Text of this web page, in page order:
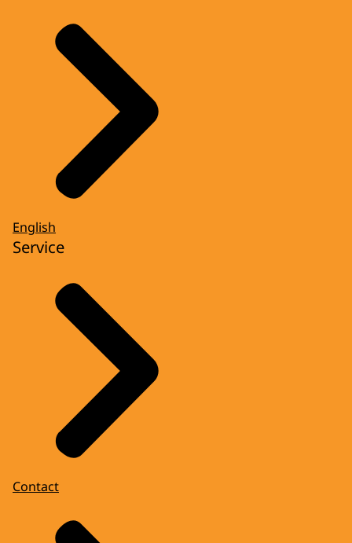
English
Service
Contact